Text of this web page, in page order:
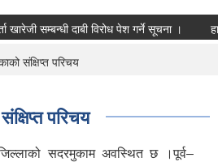
खारेजी सम्बन्धी दाबी विरोध पेश गर्ने सूचना ।
संक्षिप्त परिचय
परिचय
जिल्लाको सदरमुकाम अवस्थित छ ।पूर्व–